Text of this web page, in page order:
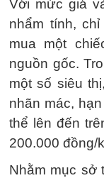
Với mức giá
nhẩm tính,
mua một
nguồn gốc.
một số siêu
nhãn mác,
thể lên đến
200.000 đồng/
Nhằm mục sở